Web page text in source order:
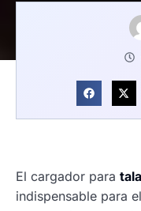
El cargador para
indispensable para